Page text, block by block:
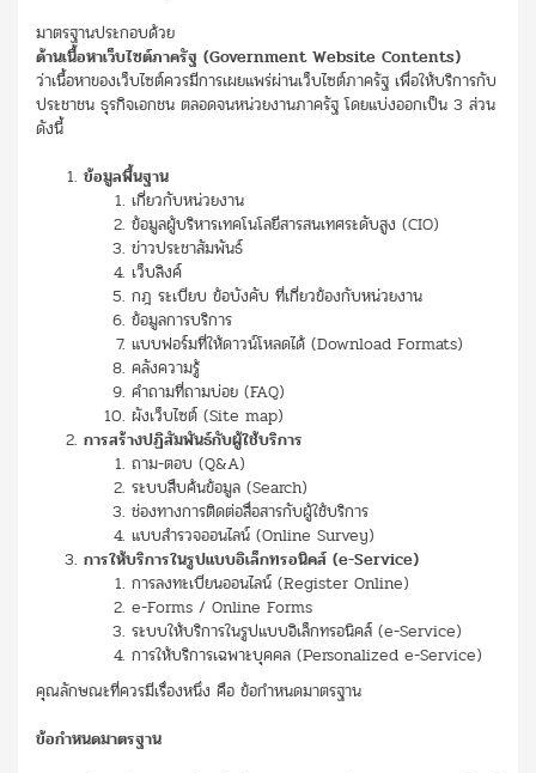
มาตรฐานประกอบด้วย
ด้านเนื้อหาเว็บไซต์ภาครัฐ (Government Website Contents)
ว่าเนื้อหาของเว็บไซต์ควรมีการเผยแพร่ผ่านเว็บไซต์ภาครัฐ เพื่อให้บริการกับ
ประชาชน ธุรกิจเอกชน ตลอดจนหน่วยงานภาครัฐ โดยแบ่งออกเป็น 3 ส่วน
ดังนี้
ข้อมูลพื้นฐาน
เกี่ยวกับหน่วยงาน
ข้อมูลผู้บริหารเทคโนโลยีสารสนเทศระดับสูง (CIO)
ข่าวประชาสัมพันธ์
เว็บลิงค์
กฎ ระเบียบ ข้อบังคับ ที่เกี่ยวข้องกับหน่วยงาน
ข้อมูลการบริการ
แบบฟอร์มที่ให้ดาวน์โหลดได้ (Download Formats)
คลังความรู้
คำถามที่ถามบ่อย (FAQ)
ผังเว็บไซต์ (Site map)
การสร้างปฏิสัมพันธ์กับผู้ใช้บริการ
ถาม-ตอบ (Q&A)
ระบบสืบค้นข้อมูล (Search)
ช่องทางการติดต่อสื่อสารกับผู้ใช้บริการ
แบบสำรวจออนไลน์ (Online Survey)
การให้บริการในรูปแบบอิเล็กทรอนิคส์ (e-Service)
การลงทะเบียนออนไลน์ (Register Online)
e-Forms / Online Forms
ระบบให้บริการในรูปแบบอิเล็กทรอนิคส์ (e-Service)
การให้บริการเฉพาะบุคคล (Personalized e-Service)
คุณลักษณะที่ควรมีเรื่องหนึ่ง คือ ข้อกำหนดมาตรฐาน
ข้อกำหนดมาตรฐาน